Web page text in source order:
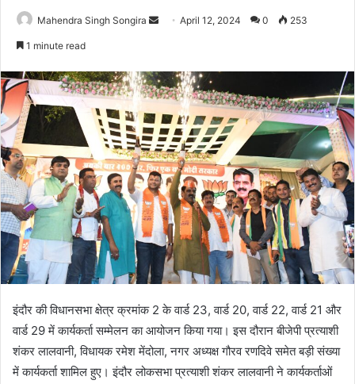
Mahendra Singh Songira
Send April 12, 2024 0 253
1 minute read
इंदौर की विधानसभा क्षेत्र क्रमांक 2 के वार्ड 23, वार्ड 20, वार्ड 22, वार्ड 21 और
वार्ड 29 में कार्यकर्ता सम्मेलन का आयोजन किया गया। इस दौरान बीजेपी प्रत्याशी
शंकर लालवानी, विधायक रमेश मेंदोला, नगर अध्यक्ष गौरव रणदिवे समेत बड़ी संख्या
में कार्यकर्ता शामिल हुए। इंदौर लोकसभा प्रत्याशी शंकर लालवानी ने कार्यकर्ताओं